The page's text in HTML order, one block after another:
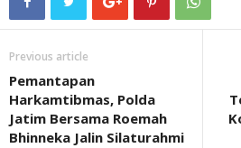
Previous article
Pemantapan
Harkamtibmas, Polda
Jatim Bersama Roemah
Bhinneka Jalin Silaturahmi